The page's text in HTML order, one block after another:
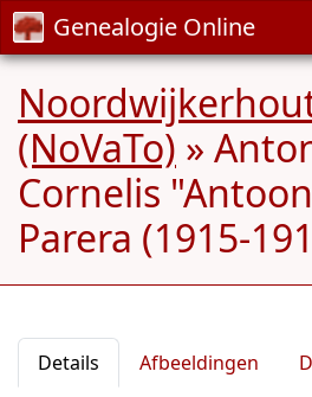
Genealogie Online
(NoVaTo) »
Cornelis
Parera (1915-
Details Afbeeldingen